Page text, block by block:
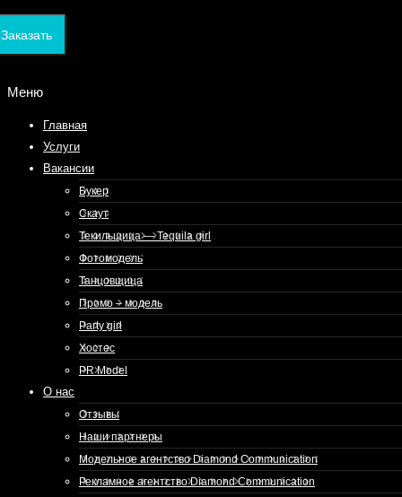
Заказать
Меню
Главная
Услуги
Вакансии
Букер
Скаут
Текильщица — Tequila girl
Фотомодель
Танцовщица
Промо – модель
Party girl
Хостес
PR Model
О нас
Отзывы
Наши партнеры
Модельное агентство Diamond Communication
Рекламное агентство Diamond Communication